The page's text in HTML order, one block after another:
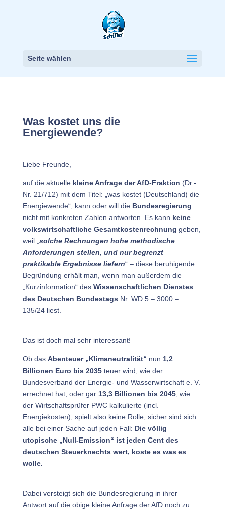
Seite wählen
Was kostet uns die
Energiewende?
Liebe Freunde,
auf die aktuellekleine Anfrage der AfD-Fraktion (Dr.-
Nr. 21/712) mit dem Titel: „was kostet (Deutschland) die
Energiewende“, kann oder will die Bundesregierung
nicht mit konkreten Zahlen antworten. Es kann keine
volkswirtschaftliche Gesamtkostenrechnung geben,
weil „ solche Rechnungen hohe methodische
Anforderungen stellen, und nur begrenzt
praktikable Ergebnisse liefern“ – diese beruhigende
Begründung erhält man, wenn man außerdem die
„Kurzinformation“ des Wissenschaftlichen Dienstes
des Deutschen Bundestags Nr. WD 5 – 3000 –
135/24 liest.
Das ist doch mal sehr interessant!
Ob das Abenteuer „Klimaneutralität“ nun 1,2
Billionen Euro bis 2035 teuer wird, wie der
Bundesverband der Energie- und Wasserwirtschaft e. V.
errechnet hat, oder gar13,3 Billionen bis 2045, wie
der Wirtschaftsprüfer PWC kalkulierte (incl.
Energiekosten), spielt also keine Rolle, sicher sind sich
alle bei einer Sache auf jeden Fall: Die völlig
utopische „Null-Emission“ ist jeden Cent des
deutschen Steuerknechts wert, koste es was es
wolle.
Dabei versteigt sich die Bundesregierung in ihrer
Antwort auf die obige kleine Anfrage der AfD noch zu